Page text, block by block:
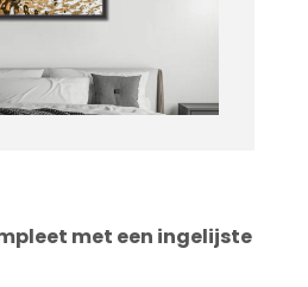
met een ingelijste